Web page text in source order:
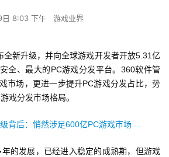
日 8:03 下午 游戏业界
全新升级，并向全球游戏开发者开放5.31亿
全、最大的PC游戏分发平台。360软件管
市场，更进一步提升PC游戏分发占比，势
戏分发市场格局。
发展，已经进入稳定的成熟期，但游戏